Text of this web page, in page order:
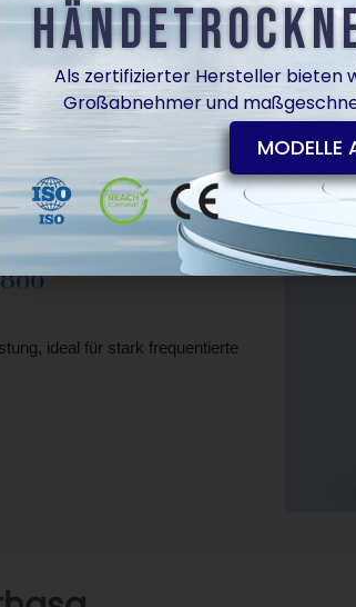
Händetrockner darin
oder Tuch, können Sie für eine
des Händetrockners mit